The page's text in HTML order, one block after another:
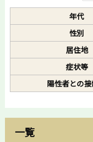
年代
性別
居住地
症状等
陽性者との
一覧